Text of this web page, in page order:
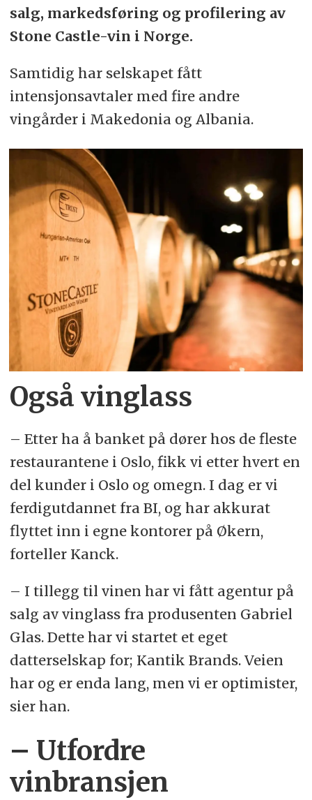
salg, markedsføring og profilering av
Stone Castle-vin i Norge.
Samtidig har selskapet fått
intensjonsavtaler med fire andre
vingårder i Makedonia og Albania.
Også vinglass
– Etter ha å banket på dører hos de fleste
restaurantene i Oslo, fikk vi etter hvert en
del kunder i Oslo og omegn. I dag er vi
ferdigutdannet fra BI, og har akkurat
flyttet inn i egne kontorer på Økern,
forteller Kanck.
– I tillegg til vinen har vi fått agentur på
salg av vinglass fra produsenten Gabriel
Glas. Dette har vi startet et eget
datterselskap for; Kantik Brands. Veien
har og er enda lang, men vi er optimister,
sier han.
– Utfordre
vinbransjen